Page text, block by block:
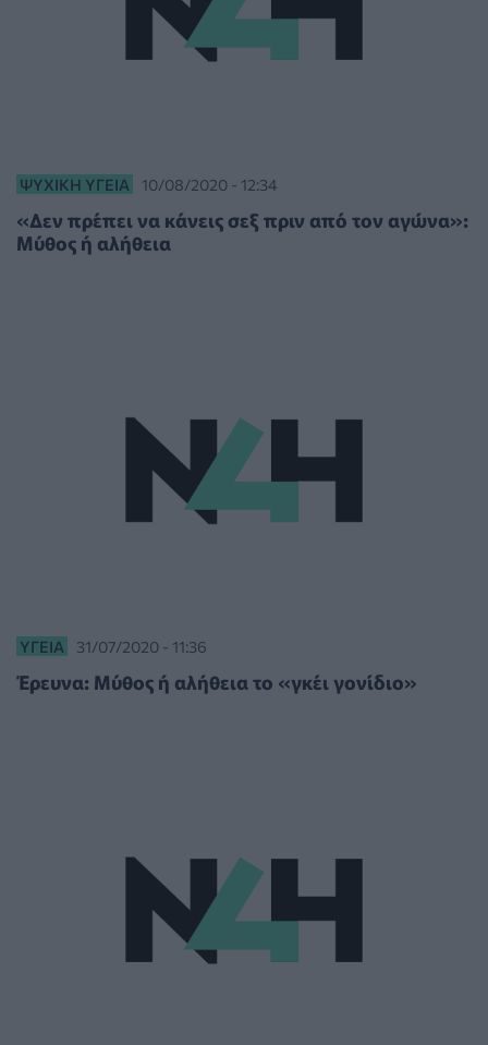
ΨΥΧΙΚΉ ΥΓΕΊΑ 10/08/2020 - 12:34
«Δεν πρέπει να κάνεις σεξ πριν από τον αγώνα»:
Μύθος ή αλήθεια
ΥΓΕΊΑ 31/07/2020 - 11:36
Έρευνα: Μύθος ή αλήθεια το «γκέι γονίδιο»